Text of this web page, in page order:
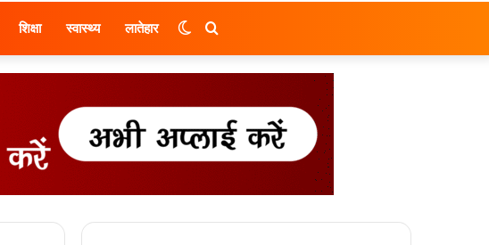
शिक्षा स्वास्थ्य लातेहार Search
Switch